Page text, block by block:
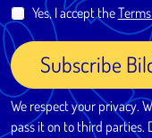
Yes, I accept the
Subscribe
We respect your privacy.
pass it on to third parties.